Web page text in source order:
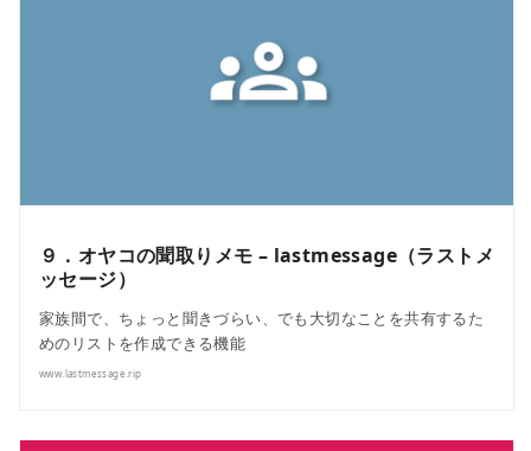
９．オヤコの聞取りメモ – lastmessage（ラストメ
ッセージ）
家族間で、ちょっと聞きづらい、でも大切なことを共有するた
めのリストを作成できる機能
www.lastmessage.rip